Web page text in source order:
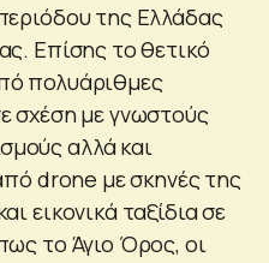
της Ελλάδας
Επίσης το θετικό
πολυάριθμες
σχέση με γνωστούς
αλλά και
drone με σκηνές της
εικονικά ταξίδια σε
το Άγιο Όρος, οι